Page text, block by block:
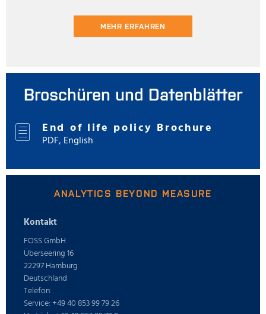
MEHR ERFAHREN
Broschüren und Datenblätter
End of life policy Brochure
PDF, English
ANALYTICS BEYOND MEASURE
Kontakt
FOSS GmbH
Überseering 16
22297 Hamburg
Deutschland
Telefon:
Service: +49 40 853 99 79 26